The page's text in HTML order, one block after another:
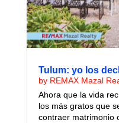
Tulum: yo los
by REMAX Mazal
Ahora que la vida
los más gratos que
contraer matrimonio